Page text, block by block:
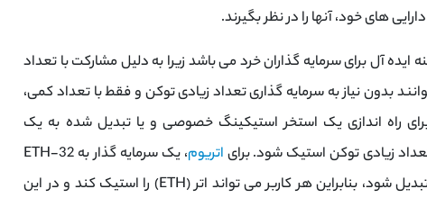
های خود، آنها را در نظر بگیرند.
آل برای سرمایه گذاران خرد می باشد زیرا به دلیل مشارکت با تعداد
بدون نیاز به سرمایه گذاری تعداد زیادی توکن و فقط با تعداد کمی،
راه اندازی یک استخر استیکینگ خصوصی و یا تبدیل شده به یک
زیادی توکن استیک شود. برای اتریوم
، یک سرمایه گذار به 32-ETH
نیاز دارد تا به یک اعتبارسنج مستقل تبدیل شود، بنابراین هر کاربر می تواند اتر (ETH) را استیک کند و در این